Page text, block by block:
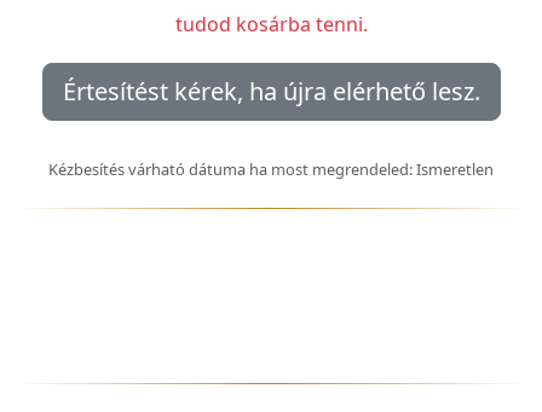
tudod kosárba tenni.
Értesítést kérek, ha újra elérhető lesz.
Kézbesítés várható dátuma ha most megrendeled: Ismeretlen